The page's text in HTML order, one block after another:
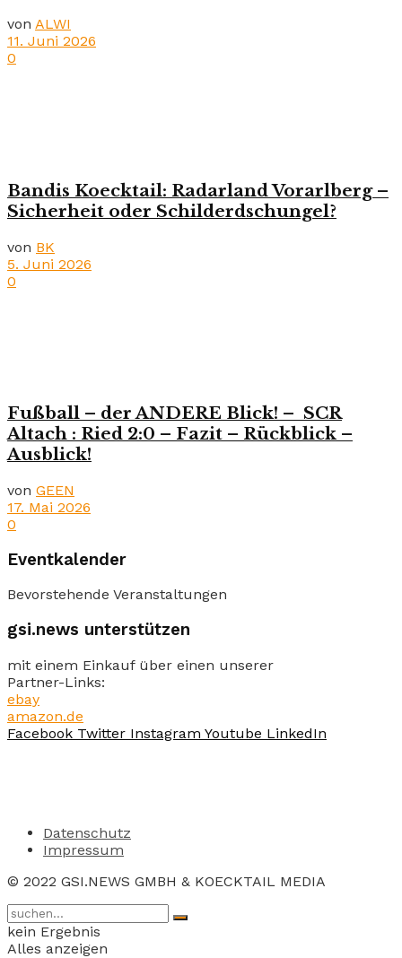
von ALWI
11. Juni 2026
0
Bandis Koecktail: Radarland Vorarlberg –
Sicherheit oder Schilderdschungel?
von BK
5. Juni 2026
0
Fußball – der ANDERE Blick! – SCR
Altach : Ried 2:0 – Fazit – Rückblick –
Ausblick!
von GEEN
17. Mai 2026
0
Eventkalender
Bevorstehende Veranstaltungen
gsi.news unterstützen
mit einem Einkauf über einen unserer
Partner-Links:
ebay
amazon.de
Facebook Twitter Instagram Youtube LinkedIn
Datenschutz
Impressum
© 2022 GSI.NEWS GMBH & KOECKTAIL MEDIA
kein Ergebnis
Alles anzeigen